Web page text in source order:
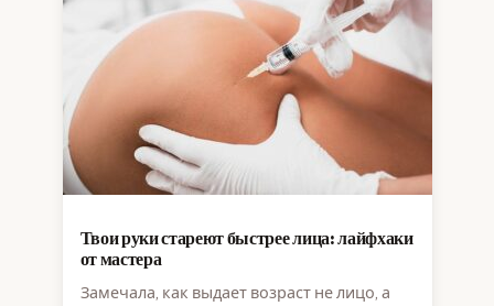
Твои руки стареют быстрее лица: лайфхаки
от мастера
Замечала, как выдает возраст не лицо, а